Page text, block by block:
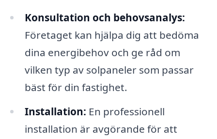
Konsultation och behovsanalys:
Företaget kan hjälpa dig att bedöma
dina energibehov och ge råd om
vilken typ av solpaneler som passar
bäst för din fastighet.
Installation: En professionell
installation är avgörande för att